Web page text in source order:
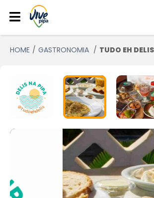
HOME GASTRONOMIA TUDO EH DELIS